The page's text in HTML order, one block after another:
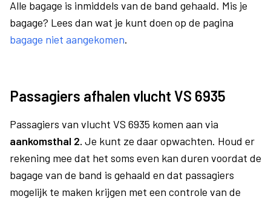
Alle bagage is inmiddels van de band gehaald. Mis je
bagage? Lees dan wat je kunt doen op de pagina
bagage niet aangekomen.
Passagiers afhalen vlucht VS 6935
Passagiers van vlucht VS 6935 komen aan via
aankomsthal 2. Je kunt ze daar opwachten. Houd er
rekening mee dat het soms even kan duren voordat de
bagage van de band is gehaald en dat passagiers
mogelijk te maken krijgen met een controle van de